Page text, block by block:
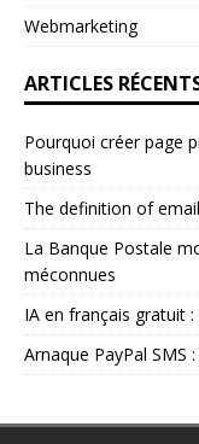
Webmarketing
ARTICLES
Pourquoi créer page
business
The definition of
La Banque Postale
méconnues
IA en français gratuit
Arnaque PayPal SMS